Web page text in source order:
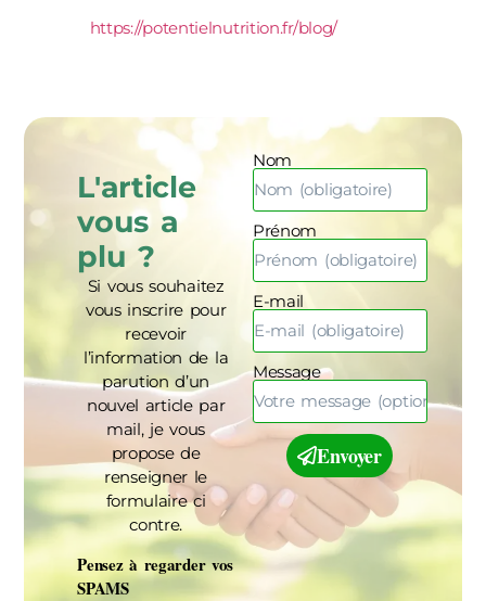
https://potentielnutrition.fr/blog/
L'article
vous a
plu ?
Si vous souhaitez
vous inscrire pour
recevoir
l’information de la
parution d’un
nouvel article par
mail, je vous
propose de
renseigner le
formulaire ci
contre.
Pensez à regarder vos
SPAMS
Nom
Prénom
E-mail
Message
Envoyer